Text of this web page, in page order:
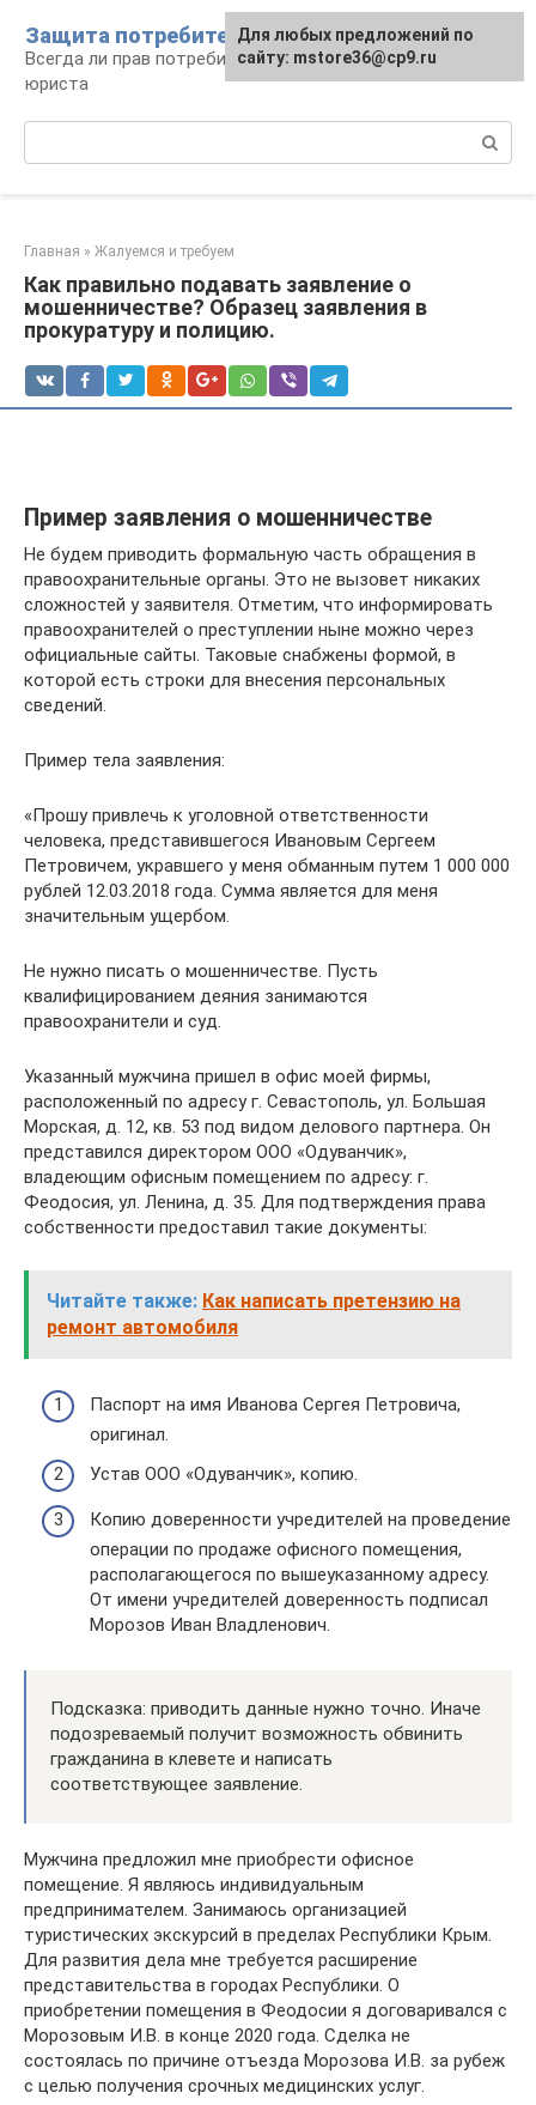
контенту
Защита потребителя
Всегда ли прав потребитель: консультации
юриста
Главная » Жалуемся и требуем
Как правильно подавать заявление о
мошенничестве? Образец заявления в
прокуратуру и полицию.
Пример заявления о мошенничестве
Не будем приводить формальную часть обращения в
правоохранительные органы. Это не вызовет никаких
сложностей у заявителя. Отметим, что информировать
правоохранителей о преступлении ныне можно через
официальные сайты. Таковые снабжены формой, в
которой есть строки для внесения персональных
сведений.
Пример тела заявления:
«Прошу привлечь к уголовной ответственности
человека, представившегося Ивановым Сергеем
Петровичем, укравшего у меня обманным путем 1 000 000
рублей 12.03.2018 года. Сумма является для меня
значительным ущербом.
Не нужно писать о мошенничестве. Пусть
квалифицированием деяния занимаются
правоохранители и суд.
Указанный мужчина пришел в офис моей фирмы,
расположенный по адресу г. Севастополь, ул. Большая
Морская, д. 12, кв. 53 под видом делового партнера. Он
представился директором ООО «Одуванчик»,
владеющим офисным помещением по адресу: г.
Феодосия, ул. Ленина, д. 35. Для подтверждения права
собственности предоставил такие документы:
Читайте также: Как написать претензию на
ремонт автомобиля
Паспорт на имя Иванова Сергея Петровича,
оригинал.
Устав ООО «Одуванчик», копию.
Копию доверенности учредителей на проведение
операции по продаже офисного помещения,
располагающегося по вышеуказанному адресу.
От имени учредителей доверенность подписал
Морозов Иван Владленович.
Подсказка: приводить данные нужно точно. Иначе
подозреваемый получит возможность обвинить
гражданина в клевете и написать
соответствующее заявление.
Мужчина предложил мне приобрести офисное
помещение. Я являюсь индивидуальным
предпринимателем. Занимаюсь организацией
туристических экскурсий в пределах Республики Крым.
Для развития дела мне требуется расширение
представительства в городах Республики. О
приобретении помещения в Феодосии я договаривался с
Морозовым И.В. в конце 2020 года. Сделка не
состоялась по причине отъезда Морозова И.В. за рубеж
с целью получения срочных медицинских услуг.
Для любых предложений по
сайту: mstore36@cp9.ru